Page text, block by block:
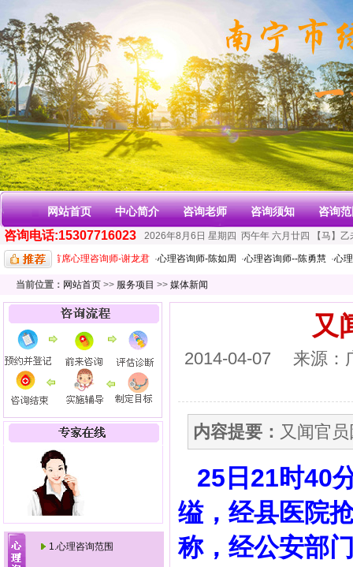
网站首页 中心简介 咨询老师 咨询须知 咨询
咨询电话:15307716023 2026年8月6日 星期四 丙午年 六月廿四 【马】
谢日红·首席心理咨询师-谢龙君·心理咨询师-陈如周·心理咨询师--陈勇慧·心理咨
当前位置： 网站首页 >> 服务项目 >> 媒体新闻
1.心理咨询范围
又
2014-04-07 来源：
内容提要： 又闻官
25日21时40
缢，经县医院
称，经公安部